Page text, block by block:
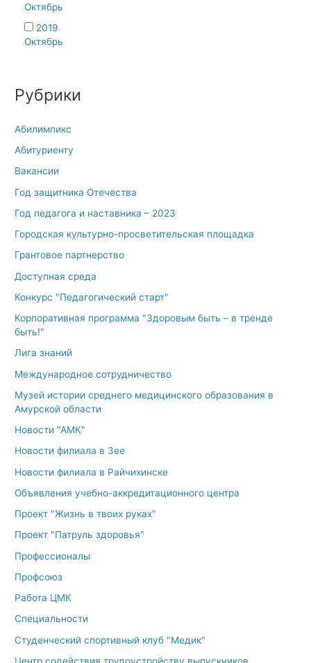
Октябрь
2019
Октябрь
Рубрики
Абилимпикс
Абитуриенту
Вакансии
Год защитника Отечества
Год педагога и наставника – 2023
Городская культурно-просветительская площадка
Грантовое партнерство
Доступная среда
Конкурс "Педагогический старт"
Корпоративная программа "Здоровым быть – в тренде
быть!"
Лига знаний
Международное сотрудничество
Музей истории среднего медицинского образования в
Амурской области
Новости "АМК"
Новости филиала в Зее
Новости филиала в Райчихинске
Объявления учебно-аккредитационного центра
Проект "Жизнь в твоих руках"
Проект "Патруль здоровья"
Профессионалы
Профсоюз
Работа ЦМК
Специальности
Студенческий спортивный клуб "Медик"